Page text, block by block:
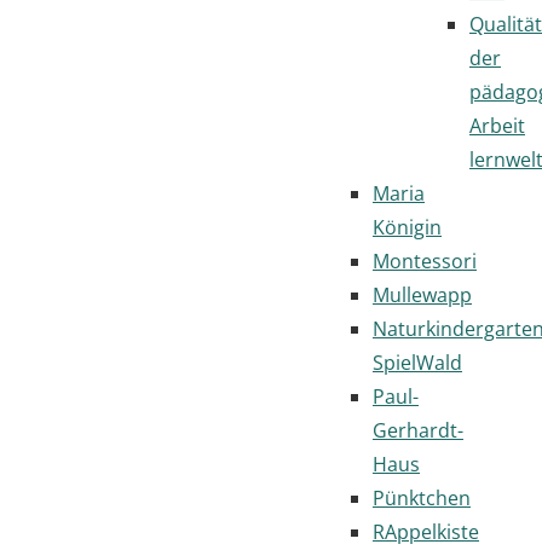
Qualität
der
Arbeit
lernwelt
Maria
Königin
Montessori
Mullewapp
SpielWald
Paul-
Gerhardt-
Haus
Pünktchen
RAppelkiste